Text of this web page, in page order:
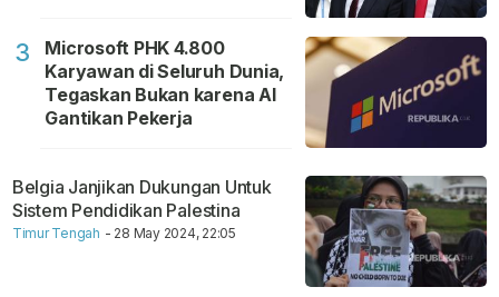
3
Microsoft PHK 4.800
Karyawan di Seluruh Dunia,
Tegaskan Bukan karena AI
Gantikan Pekerja
Belgia Janjikan Dukungan Untuk
Sistem Pendidikan Palestina
Timur Tengah - 28 May 2024, 22:05